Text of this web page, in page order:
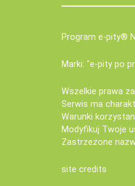
Program e-pity®
Marki: "e-pity po
Wszelkie prawa
Serwis ma
Warunki
Modyfikuj Twoje
Zastrzeżone
site credits